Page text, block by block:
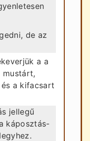
de az
a a
mustárt,
a kifacsart
jellegű
káposztás-